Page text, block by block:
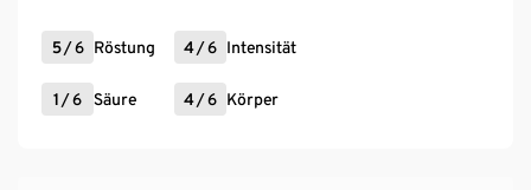
5 /6 Röstung 4/6 Intensität
1 /6 Säure 4/6 Körper